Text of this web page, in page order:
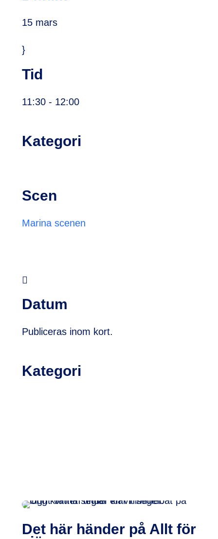
15 mars
}
Tid
11:30- 12:00
Kategori
Scen
Marina scenen

Datum
Publiceras inom kort.
Kategori
Det här händer på Allt för